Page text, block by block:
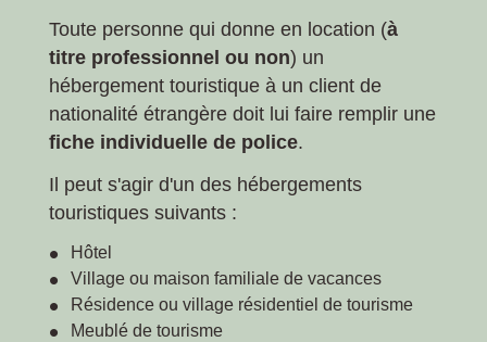
Toute personne qui donne en location (à
titre professionnel ou non) un
hébergement touristique à un client de
nationalité étrangère doit lui faire remplir une
fiche individuelle de police.
Il peut s'agir d'un des hébergements
touristiques suivants :
Hôtel
Village ou maison familiale de vacances
Résidence ou village résidentiel de tourisme
Meublé de tourisme